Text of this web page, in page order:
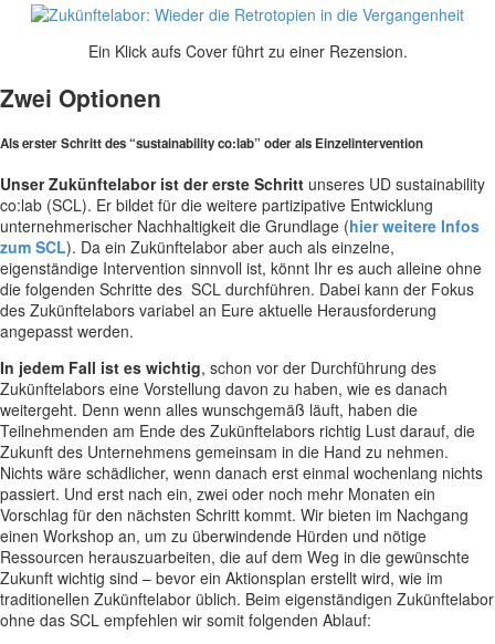
Ein Klick aufs Cover führt zu einer Rezension.
Zwei Optionen
Als erster Schritt des “sustainability co:lab” oder als Einzelintervention
Unser Zukünftelabor ist der erste Schritt unseres UD sustainability
co:lab (SCL). Er bildet für die weitere partizipative Entwicklung
unternehmerischer Nachhaltigkeit die Grundlage (hier weitere Infos
zum SCL). Da ein Zukünftelabor aber auch als einzelne,
eigenständige Intervention sinnvoll ist, könnt Ihr es auch alleine ohne
die folgenden Schritte des SCL durchführen. Dabei kann der Fokus
des Zukünftelabors variabel an Eure aktuelle Herausforderung
angepasst werden.
In jedem Fall ist es wichtig, schon vor der Durchführung des
Zukünftelabors eine Vorstellung davon zu haben, wie es danach
weitergeht. Denn wenn alles wunschgemäß läuft, haben die
Teilnehmenden am Ende des Zukünftelabors richtig Lust darauf, die
Zukunft des Unternehmens gemeinsam in die Hand zu nehmen.
Nichts wäre schädlicher, wenn danach erst einmal wochenlang nichts
passiert. Und erst nach ein, zwei oder noch mehr Monaten ein
Vorschlag für den nächsten Schritt kommt. Wir bieten im Nachgang
einen Workshop an, um zu überwindende Hürden und nötige
Ressourcen herauszuarbeiten, die auf dem Weg in die gewünschte
Zukunft wichtig sind – bevor ein Aktionsplan erstellt wird, wie im
traditionellen Zukünftelabor üblich. Beim eigenständigen Zukünftelabor
ohne das SCL empfehlen wir somit folgenden Ablauf: